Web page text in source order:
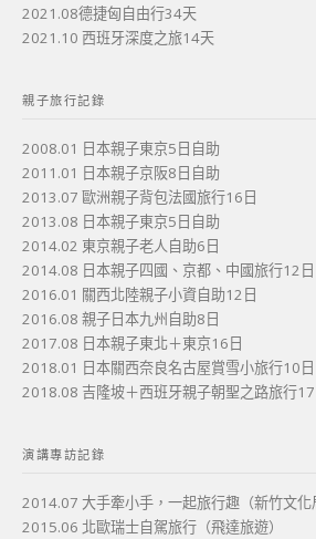
2021.08德捷匈自由行34天
2021.10 西班牙深度之旅14天
親子旅行記錄
2008.01 日本親子東京5日自助
2011.01 日本親子京阪8日自助
2013.07 歐洲親子背包法國旅行16日
2013.08 日本親子東京5日自助
2014.02 東京親子老人自助6日
2014.08 日本親子四國、京都、中國旅行12日
2016.01 關西北陸親子小資自助12日
2016.08 親子日本九州自助8日
2017.08 日本親子東北＋東京16日
2018.01 日本關西奈良名古屋賞雪小旅行10日
2018.08 吉隆坡＋西班牙親子朝聖之路旅行17
演講專訪記錄
2014.07 大手牽小手，一起旅行趣（新竹文化
2015.06 北歐瑞士自駕旅行（飛達旅遊）